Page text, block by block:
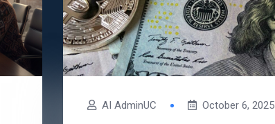
AI AdminUC October 6, 2025